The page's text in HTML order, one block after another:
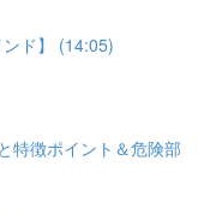
ド】 (14:05)
特徴ポイント＆危険部